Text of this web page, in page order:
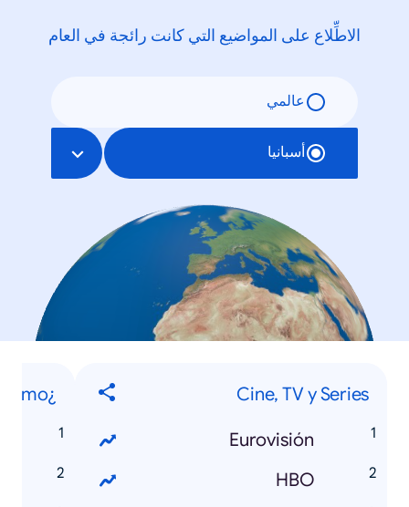
الاطِّلاع على المواضيع التي كانت رائجة في العام
عالمي
أسبانيا
Cine, TV y Series
Eurovisión
HBO
¿Cómo...?